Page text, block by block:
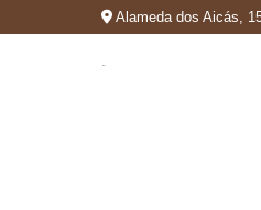
Alameda dos Aicás,